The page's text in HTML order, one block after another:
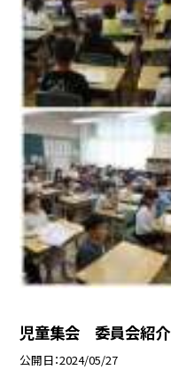
児童集会 委員会紹介
公開日 2024/05/27